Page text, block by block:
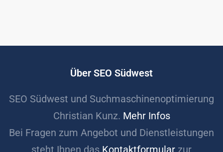
Über SEO Südwest
SEO Südwest und Suchmaschinenoptimierung
Christian Kunz. Mehr Infos
Bei Fragen zum Angebot und Dienstleistungen
steht Ihnen das Kontaktformular zur